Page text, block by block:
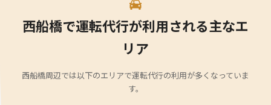
西船橋で運転代行が利用される主なエ
リア
西船橋周辺では以下のエリアで運転代行の利用が多くなっていま
す。